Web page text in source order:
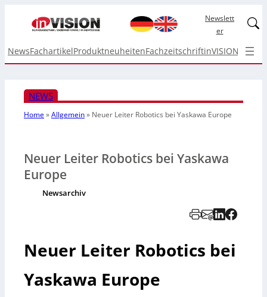
Newslett
er
NewsFachartikelProduktneuheitenFachzeitschriftinVISION Top
NEWS
Home»Allgemein» Neuer Leiter Robotics bei Yaskawa Europe
Neuer Leiter Robotics bei Yaskawa
Europe
Newsarchiv
Neuer Leiter Robotics bei
Yaskawa Europe